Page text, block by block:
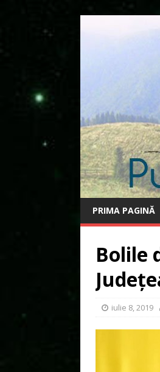
PRIMA PAGINĂ
Bolile
iulie 8, 2019